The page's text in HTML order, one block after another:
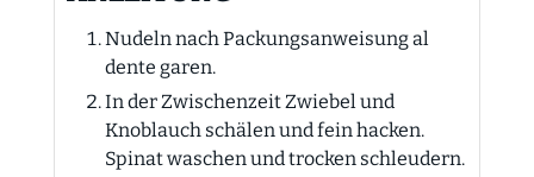
Nudeln nach Packungsanweisung al
dente garen.
In der Zwischenzeit Zwiebel und
Knoblauch schälen und fein hacken.
Spinat waschen und trocken schleudern.